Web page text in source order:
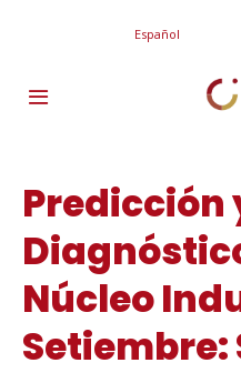
Español
Predicción
Núcleo
Setiembre: